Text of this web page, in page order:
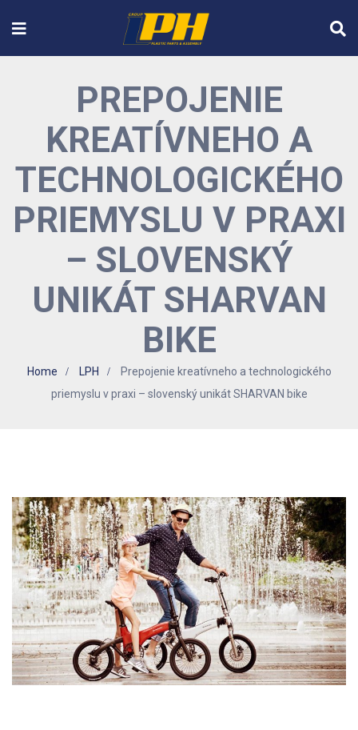
PREPOJENIE
KREATÍVNEHO A
TECHNOLOGICKÉHO
PRIEMYSLU V PRAXI
– SLOVENSKÝ
UNIKÁT SHARVAN
BIKE
Home LPH
Prepojenie kreatívneho a technologického
priemyslu v praxi – slovenský unikát SHARVAN bike